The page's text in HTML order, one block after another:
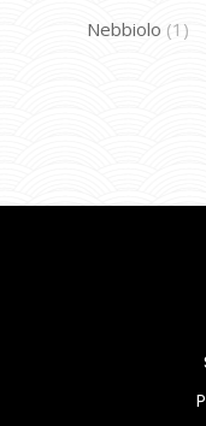
Nebbiolo (1)